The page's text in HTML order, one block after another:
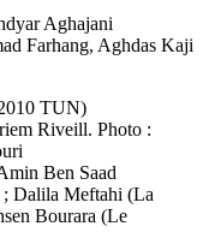
Aghajani
Farhang, Aghdas Kaji
TUN)
Riveill. Photo :
Ben Saad
; Dalila Meftahi (La
Bourara (Le